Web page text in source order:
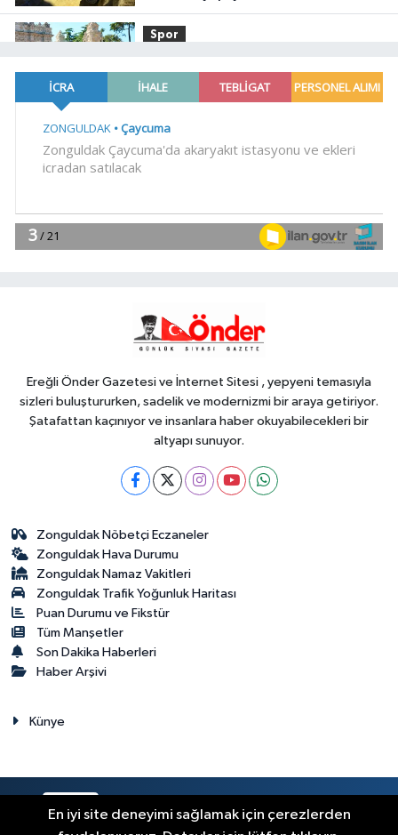
Spor
İstanbul'da
17:45Ayvalık'ta üretici ve el emeği
17:17
Harmancık'ta da yolları yeniliyor
Ereğli Önder Gazetesi ve İnternet Sitesi , yepyeni temasıyla
sizleri buluştururken, sadelik ve modernizmi bir araya getiriyor.
Şatafattan kaçınıyor ve insanlara haber okuyabilecekleri bir
altyapı sunuyor.
Zonguldak Nöbetçi Eczaneler
Zonguldak Hava Durumu
Zonguldak Namaz Vakitleri
Zonguldak Trafik Yoğunluk Haritası
Puan Durumu ve Fikstür
Tüm Manşetler
Son Dakika Haberleri
Haber Arşivi
Künye
RSS Copyright © 2023. Her hakkı saklıdır.
En iyi site deneyimi sağlamak için çerezlerden